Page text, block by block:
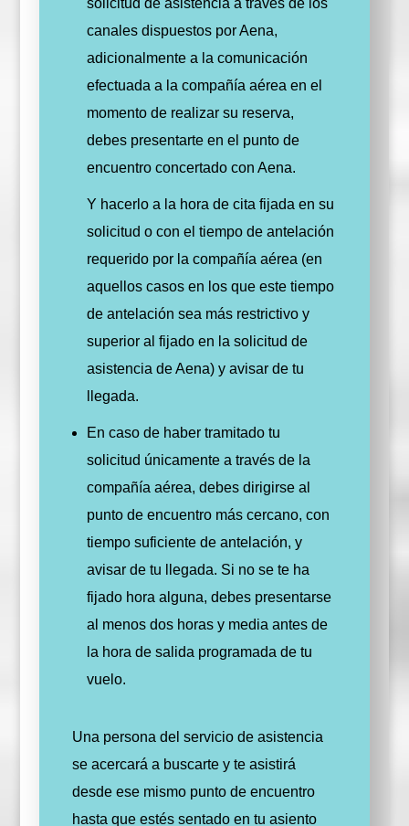
solicitud de asistencia a través de los
canales dispuestos por Aena,
adicionalmente a la comunicación
efectuada a la compañía aérea en el
momento de realizar su reserva,
debes presentarte en el punto de
encuentro concertado con Aena.
Y hacerloa la hora de cita fijada en su
solicitud o con el tiempo de antelación
requerido por la compañía aérea (en
aquellos casos en los que este tiempo
de antelación sea más restrictivo y
superior al fijado en la solicitud de
asistencia de Aena) y avisar de tu
llegada.
En caso de haber tramitado tu
solicitud únicamente a través de la
compañía aérea, debes dirigirse al
punto de encuentro más cercano, con
tiempo suficiente de antelación, y
avisar de tu llegada. Si no se te ha
fijado hora alguna, debes presentarse
al menos dos horas y media antes de
la hora de salida programada de tu
vuelo.
Una persona del servicio de asistencia
se acercará a buscarte y te asistirá
desde ese mismo punto de encuentro
hasta que estés sentado en tu asiento